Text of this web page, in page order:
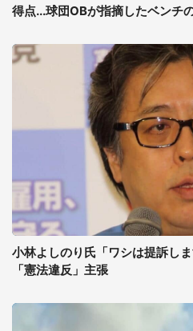
得点...球団OBが指摘したベンチ
小林よしのり氏「ワシは提訴し
「憲法違反」主張